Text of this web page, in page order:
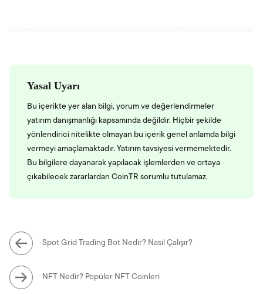
Yasal Uyarı
Bu içerikte yer alan bilgi, yorum ve değerlendirmeler
yatırım danışmanlığı kapsamında değildir. Hiçbir şekilde
yönlendirici nitelikte olmayan bu içerik genel anlamda bilgi
vermeyi amaçlamaktadır. Yatırım tavsiyesi vermemektedir.
Bu bilgilere dayanarak yapılacak işlemlerden ve ortaya
çıkabilecek zararlardan CoinTR sorumlu tutulamaz.
Spot Grid Trading Bot Nedir? Nasıl Çalışır?
NFT Nedir? Popüler NFT Coinleri